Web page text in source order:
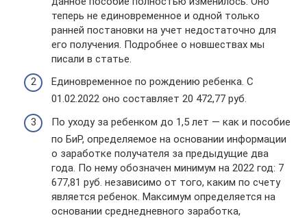
теперь не единовременное и одной только
ранней постановки на учет недостаточно для
его получения. Подробнее о новшествах мы
писали в статье.
Единовременное по рождению ребенка. С
01.02.2022 оно составляет 20 472,77 руб.
По уходу за ребенком до 1,5 лет — как и пособие
по БиР, определяемое на основании информации
о заработке получателя за предыдущие два
года. По нему обозначен минимум на 2022 год: 7
677,81 руб. независимо от того, каким по счету
является ребенок. Максимум определяется на
основании среднедневного заработка,